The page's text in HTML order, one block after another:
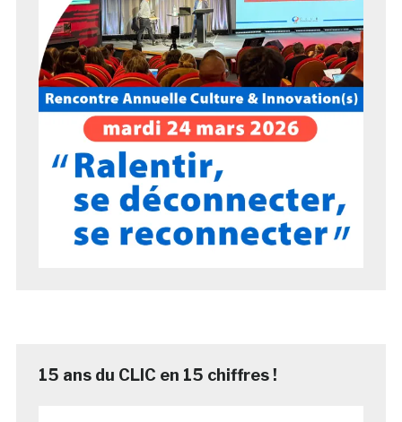
15 ans du CLIC en 15 chiffres !